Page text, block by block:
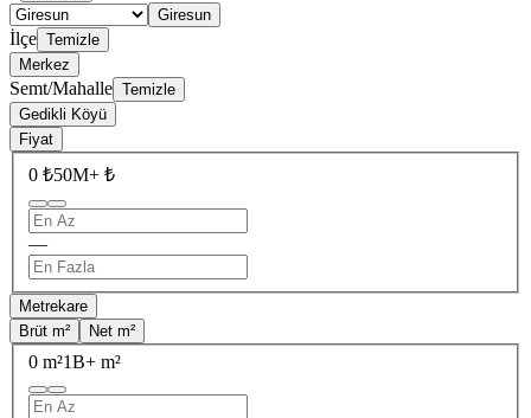
Giresun
İlçe Temizle
Merkez
Semt/Mahalle Temizle
Gedikli Köyü
Fiyat
0 ₺50M+ ₺
—
Metrekare
Brüt m²
Net m²
0 m²1B+ m²